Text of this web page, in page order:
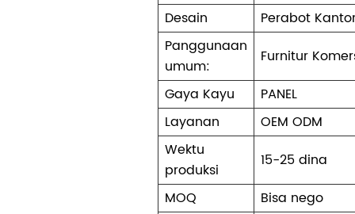
Desain
Perabot
Panggunaan
umum:
Furnitur
Gaya Kayu
PANEL
Layanan
OEM ODM
Wektu
produksi
15-25 dina
MOQ
Bisa nego